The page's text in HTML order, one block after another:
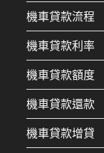
機車貸款流程
機車貸款利率
機車貸款額度
機車貸款還款
機車貸款增貸